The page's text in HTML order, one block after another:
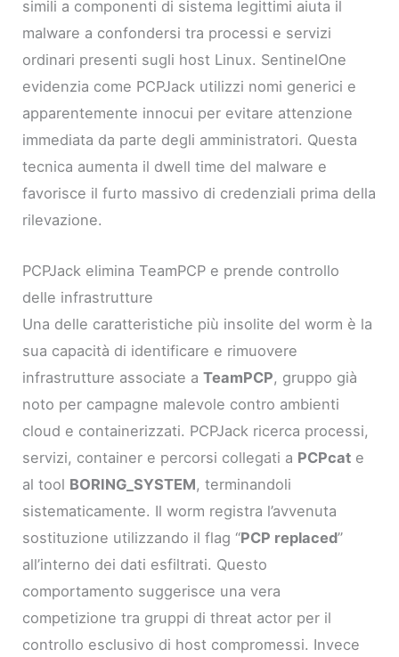
simili a componenti di sistema legittimi aiuta il
malware a confondersi tra processi e servizi
ordinari presenti sugli host Linux. SentinelOne
evidenzia come PCPJack utilizzi nomi generici e
apparentemente innocui per evitare attenzione
immediata da parte degli amministratori. Questa
tecnica aumenta il dwell time del malware e
favorisce il furto massivo di credenziali prima della
rilevazione.
PCPJack elimina TeamPCP e prende controllo
delle infrastrutture
Una delle caratteristiche più insolite del worm è la
sua capacità di identificare e rimuovere
infrastrutture associate aTeamPCP, gruppo già
noto per campagne malevole contro ambienti
cloud e containerizzati. PCPJack ricerca processi,
servizi, container e percorsi collegati a PCPcat e
al tool BORING_SYSTEM, terminandoli
sistematicamente. Il worm registra l’avvenuta
sostituzione utilizzando il flag “PCP replaced”
all’interno dei dati esfiltrati. Questo
comportamento suggerisce una vera
competizione tra gruppi di threat actor per il
controllo esclusivo di host compromessi. Invece